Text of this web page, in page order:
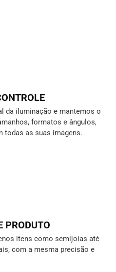
da iluminação e mantemos o
formatos e ângulos,
todas as suas imagens.
PRODUTO
itens como semijoias até
com a mesma precisão e